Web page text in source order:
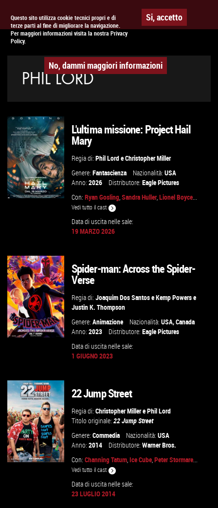
Questo sito utilizza cookie tecnici propri e di
terze parti al fine di migliorare la navigazione.
Per maggiori informazioni visita la nostra Privacy
Policy.
Si, accetto
No, dammi maggiori informazioni
APPUNTAMENTO AL CINEMA
PHIL LORD
VAI ALLA SCHEDA
L'ultima missione: Project Hail
Mary
Regia di:Phil LordeChristopher Miller
Genere:Fantascienza Nazionalità:USA
Anno:2026 Distributore:Eagle Pictures
Con:Ryan Gosling,Sandra Huller,Lionel Boyce...
Vedi tutto il cast
Data di uscita nelle sale:
19 MARZO 2026
VAI ALLA SCHEDA
Spider-man: Across the Spider-
Verse
Regia di:Joaquim Dos SantoseKemp Powerse
Justin K. Thompson
Genere:Animazione Nazionalità:USA,Canada
Anno:2023 Distributore:Eagle Pictures
Data di uscita nelle sale:
1 GIUGNO 2023
22 Jump Street
Regia di:Christopher MillerePhil Lord
Titolo originale:22 Jump Street
Genere:Commedia Nazionalità:USA
Anno:2014 Distributore:Warner Bros.
Con:Channing Tatum,Ice Cube,Peter Stormare...
Vedi tutto il cast
Data di uscita nelle sale:
23 LUGLIO 2014